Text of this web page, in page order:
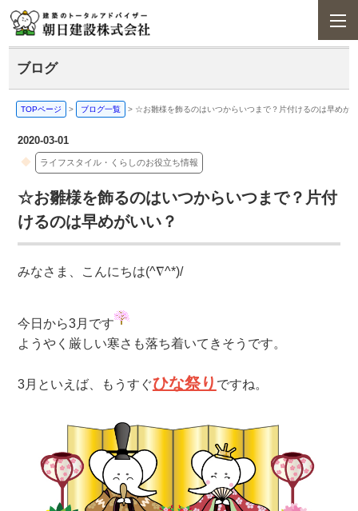
ブログ
TOPページ > ブログ一覧 > ☆お雛様を飾るのはいつからいつまで？片付けるのは早めが
2020-03-01
ライフスタイル・くらしのお役立ち情報
☆お雛様を飾るのはいつからいつまで？片付
けるのは早めがいい？
みなさま、こんにちは(^∇^*)/
今日から3月です
ようやく厳しい寒さも落ち着いてきそうです。
3月といえば、もうすぐひな祭り ですね。